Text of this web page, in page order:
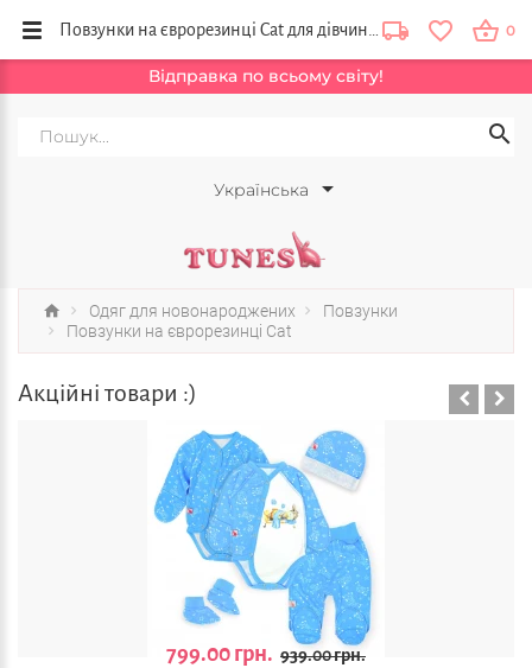
Відправка по всьому світу!
Українська
0
Одяг для новонароджених
Повзунки
Повзунки на єврорезинці Cat
Акційні товари :)
799.00 грн. 939.00 грн.